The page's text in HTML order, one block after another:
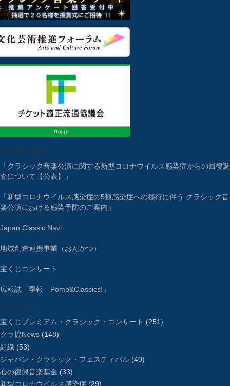
インデックス
「クラシック音楽公演に関する新型コロナウイルス感染症からの回復調
査について【公表】」
「新型コロナウイルス感染症の5類感染症への移行に伴う クラシック音
楽公演における感染予防のご案内」
Japan Classic Navi
地域創造連携事業（おんかつ）
宝くじコンサート
広報誌「季報 Pomp&Classics!」
カテゴリー
宝くじプレミアム・クラシック・コンサート (251)
クラ協News (148)
組織 (53)
ジャパン・クラシック・フェスティバル (40)
心の復興音楽基金 (33)
新型コロナウイルス感染症 (29)